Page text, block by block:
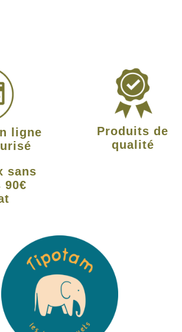
ligne
sans
90€
Produits de
qualité